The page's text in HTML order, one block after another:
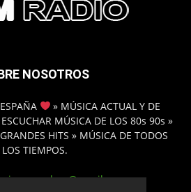
NOSOTROS
» MÚSICA ACTUAL Y DE
MÚSICA DE LOS 80s 90s »
HITS » MÚSICA DE TODOS
LOS TIEMPOS.
inmamadero@gmail.com